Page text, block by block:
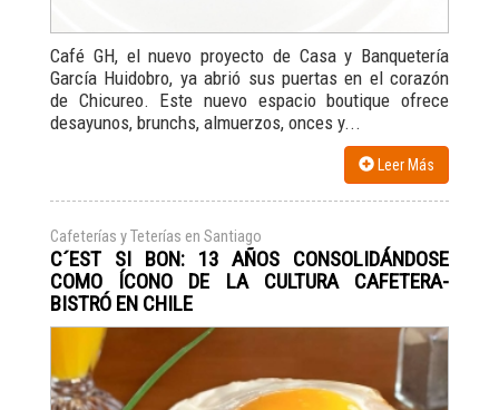
Café GH, el nuevo proyecto de Casa y Banquetería
García Huidobro, ya abrió sus puertas en el corazón
de Chicureo. Este nuevo espacio boutique ofrece
desayunos, brunchs, almuerzos, onces y...
Leer Más
Cafeterías y Teterías en Santiago
C´EST SI BON: 13 AÑOS CONSOLIDÁNDOSE
COMO ÍCONO DE LA CULTURA CAFETERA-
BISTRÓ EN CHILE